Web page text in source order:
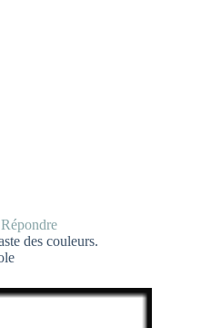
Répondre
des couleurs.